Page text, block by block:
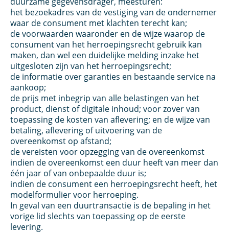
het bezoekadres van de vestiging van de ondernemer
waar de consument met klachten terecht kan;
de voorwaarden waaronder en de wijze waarop de
consument van het herroepingsrecht gebruik kan
maken, dan wel een duidelijke melding inzake het
uitgesloten zijn van het herroepingsrecht;
de informatie over garanties en bestaande service na
aankoop;
de prijs met inbegrip van alle belastingen van het
product, dienst of digitale inhoud; voor zover van
toepassing de kosten van aflevering; en de wijze van
betaling, aflevering of uitvoering van de
overeenkomst op afstand;
de vereisten voor opzegging van de overeenkomst
indien de overeenkomst een duur heeft van meer dan
één jaar of van onbepaalde duur is;
indien de consument een herroepingsrecht heeft, het
modelformulier voor herroeping.
In geval van een duurtransactie is de bepaling in het
vorige lid slechts van toepassing op de eerste
levering.